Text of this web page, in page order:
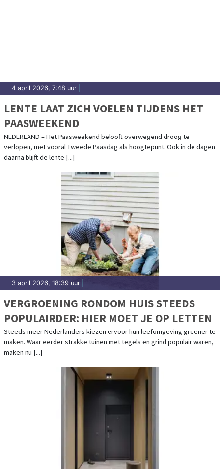
4 april 2026, 7:48 uur
LENTE LAAT ZICH VOELEN TIJDENS HET
PAASWEEKEND
NEDERLAND – Het Paasweekend belooft overwegend droog te
verlopen, met vooral Tweede Paasdag als hoogtepunt. Ook in de dagen
daarna blijft de lente [...]
3 april 2026, 18:39 uur
VERGROENING RONDOM HUIS STEEDS
POPULAIRDER: HIER MOET JE OP LETTEN
Steeds meer Nederlanders kiezen ervoor hun leefomgeving groener te
maken. Waar eerder strakke tuinen met tegels en grind populair waren,
maken nu [...]